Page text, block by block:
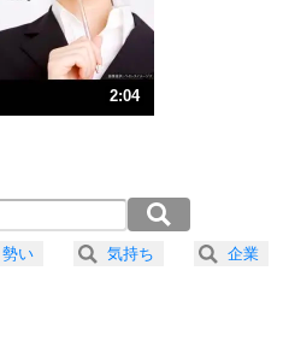
になる30の方法
とかなるもの。
の方法
は、怒りを優しさで表現する。
2:04
秒）
勢い 気持ち 企業